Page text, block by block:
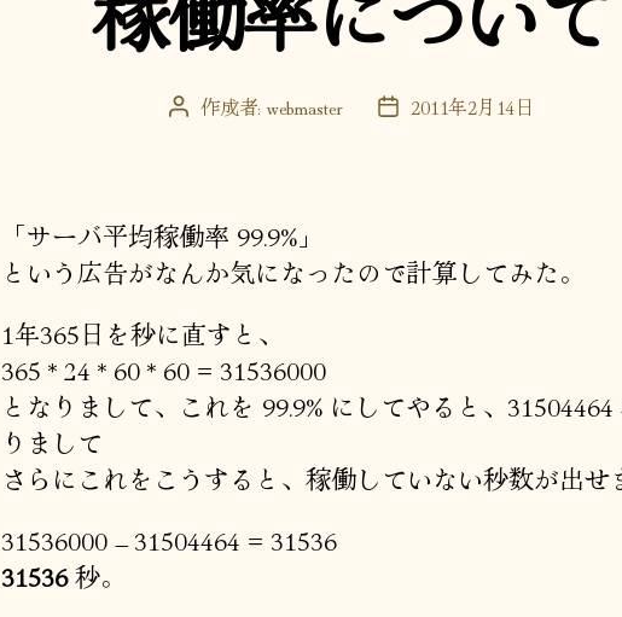
ー
投 作成者: webmaster
投 2011年2月14日
「サーバ平均稼働率 99.9%」
という広告がなんか気になったので計算してみた。
1年365日を秒に直すと、
365 * 24 * 60 * 60 = 31536000
となりまして、これを 99.9% にしてやると、
りまして
さらにこれをこうすると、稼働していない秒数が出せ
31536000 – 31504464 = 31536
31536秒。